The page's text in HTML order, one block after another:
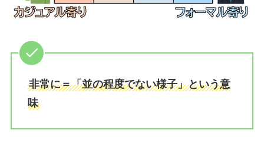
非常に＝「並の程度でない様子」という意
味